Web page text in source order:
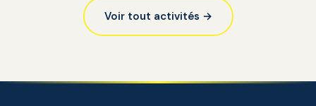
Voir tout activités →